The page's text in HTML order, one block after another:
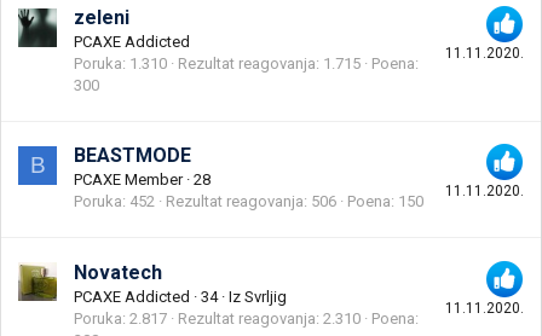
11.11.2020.
zeleni
PCAXE Addicted
Poruka 1.310 Rezultat reagovanja 1.715
Poena
300
B
11.11.2020.
BEASTMODE
PCAXE Member · 28
Poruka 452 Rezultat reagovanja 506 Poena 150
11.11.2020.
Novatech
PCAXE Addicted · 34 · Iz Svrljig
Poruka 2.817 Rezultat reagovanja 2.310
Poena